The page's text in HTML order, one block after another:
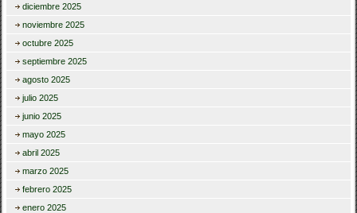
diciembre 2025
noviembre 2025
octubre 2025
septiembre 2025
agosto 2025
julio 2025
junio 2025
mayo 2025
abril 2025
marzo 2025
febrero 2025
enero 2025